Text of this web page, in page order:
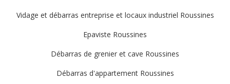
Vidage et débarras entreprise et locaux industriel Roussines
Epaviste Roussines
Débarras de grenier et cave Roussines
Débarras d'appartement Roussines